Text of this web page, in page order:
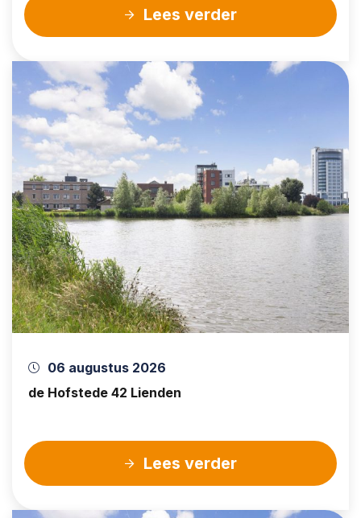
Lees verder
06 augustus 2026
de Hofstede 42 Lienden
Lees verder